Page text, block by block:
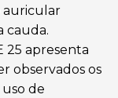
auricular
cauda.
25 apresenta
observados os
de